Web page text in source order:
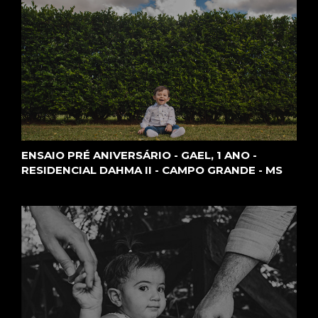
ENSAIO PRÉ ANIVERSÁRIO - GAEL, 1 ANO -
RESIDENCIAL DAHMA II - CAMPO GRANDE - MS